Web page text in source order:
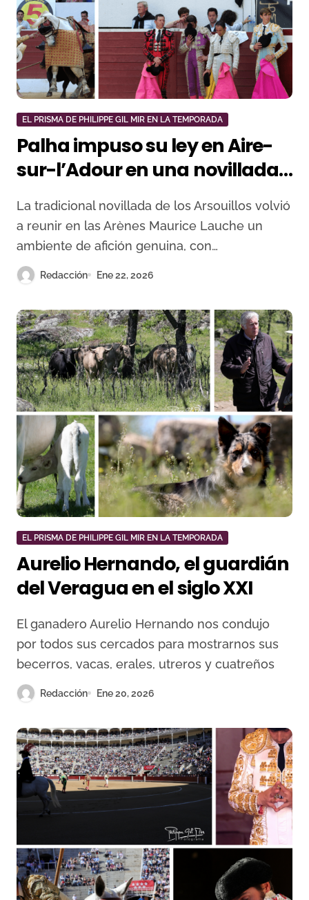
EL PRISMA DE PHILIPPE GIL MIR EN LA TEMPORADA
Palha impuso su ley en Aire-
sur-l’Adour en una novillada
seria y de interés
La tradicional novillada de los Arsouillos volvió
a reunir en las Arènes Maurice Lauche un
ambiente de afición genuina, con…
Redacción Ene 22, 2026
EL PRISMA DE PHILIPPE GIL MIR EN LA TEMPORADA
Aurelio Hernando, el guardián
del Veragua en el siglo XXI
El ganadero Aurelio Hernando nos condujo
por todos sus cercados para mostrarnos sus
becerros, vacas, erales, utreros y cuatreños
Redacción Ene 20, 2026